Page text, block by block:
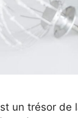
un trésor